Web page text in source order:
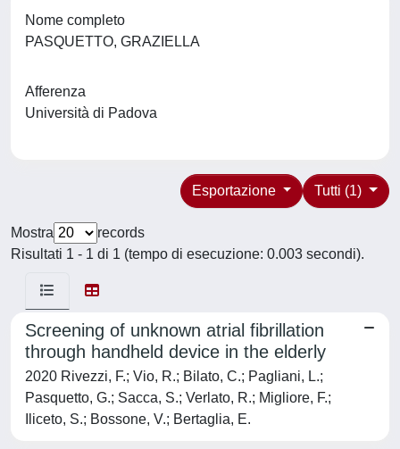
Nome completo
PASQUETTO, GRAZIELLA
Afferenza
Università di Padova
Tutti (1)
Esportazione
Mostra
records
Risultati 1 - 1 di 1 (tempo di esecuzione: 0.003 secondi).
Screening of unknown atrial fibrillation
through handheld device in the elderly
2020 Rivezzi, F.; Vio, R.; Bilato, C.; Pagliani, L.;
Pasquetto, G.; Sacca, S.; Verlato, R.; Migliore, F.;
Iliceto, S.; Bossone, V.; Bertaglia, E.